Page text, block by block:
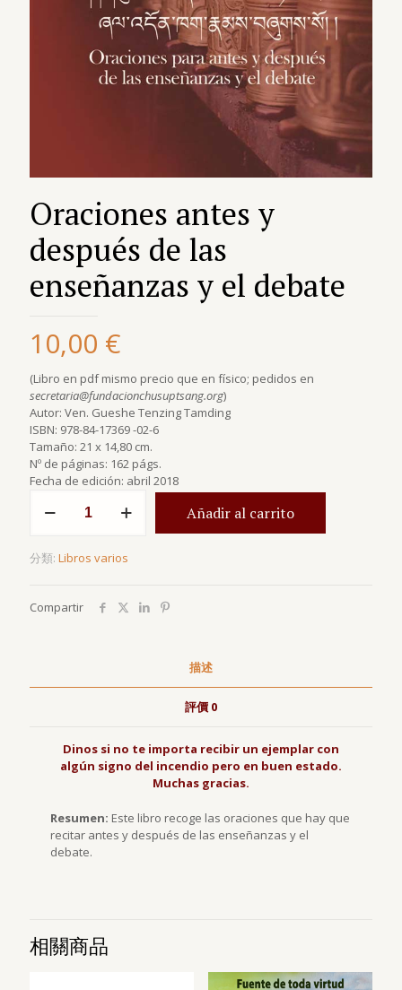
Oraciones antes y
después de las
enseñanzas y el debate
10,00 €
(Libro en pdf mismo precio que en físico; pedidos en
secretaria@fundacionchusuptsang.org)
Autor: Ven. Gueshe Tenzing Tamding
ISBN: 978-84-17369 -02-6
Tamaño: 21 x 14,80 cm.
Nº de páginas: 162 págs.
Fecha de edición: abril 2018
antes
de
y
量
Añadir al carrito
分類: Libros varios
Compartir
描述
評價 0
Dinos si no te importa recibir un ejemplar con
algún signo del incendio pero en buen estado.
Muchas gracias.
Resumen: Este libro recoge las oraciones que hay que
recitar antes y después de las enseñanzas y el
debate.
相關商品